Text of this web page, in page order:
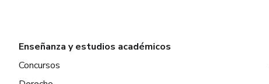
Enseñanza y estudios académicos
Concursos